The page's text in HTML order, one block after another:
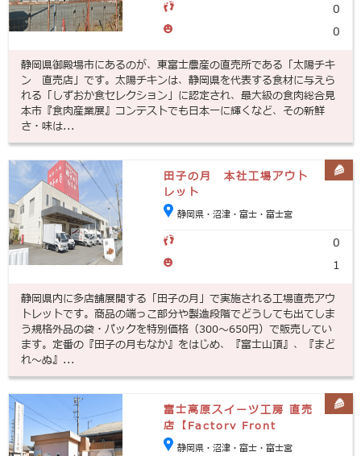
0
0
静岡県御殿場市にあるのが、東富士農産の直売所である「太陽チキ
ン 直売店」です。太陽チキンは、静岡県を代表する食材に与えら
れる「しずおか食セレクション」に認定され、最大級の食肉総合見
本市『食肉産業展』コンテストでも日本一に輝くなど、その新鮮
さ・味は...
田子の月 本社工場アウト
レット
静岡県・沼津・富士・富士宮
0
1
静岡県内に多店舗展開する「田子の月」で実施される工場直売アウ
トレットです。商品の端っこ部分や製造段階でどうしても出てしま
う規格外品の袋・パックを特別価格（300～650円）で販売してい
ます。定番の『田子の月もなか』をはじめ、『富士山頂』、『まど
れ～ぬ』...
富士高原スイーツ工房 直売
店【Factory Front
Chocotto（ファクトリー
静岡県・沼津・富士・富士宮